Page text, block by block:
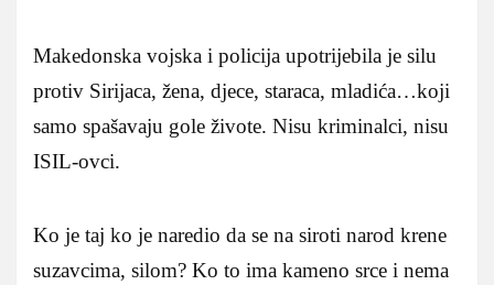
Makedonska vojska i policija upotrijebila je silu
protiv Sirijaca, žena, djece, staraca, mladića…koji
samo spašavaju gole živote. Nisu kriminalci, nisu
ISIL-ovci.
Ko je taj ko je naredio da se na siroti narod krene
suzavcima, silom? Ko to ima kameno srce i nema